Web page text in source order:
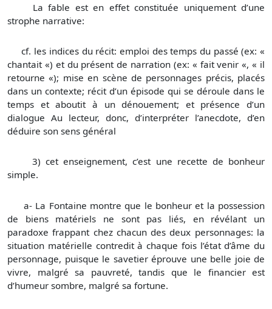
La fable est en effet constituée uniquement d’une
strophe narrative:
cf. les indices du récit: emploi des temps du passé (ex: «
chantait «) et du présent de narration (ex: « fait venir «, « il
retourne «); mise en scène de personnages précis, placés
dans un contexte; récit d’un épisode qui se déroule dans le
temps et aboutit à un dénouement; et présence d’un
dialogue Au lecteur, donc, d’interpréter l’anecdote, d’en
déduire son sens général
3) cet enseignement, c’est une recette de bonheur
simple.
a- La Fontaine montre que le bonheur et la possession
de biens matériels ne sont pas liés, en révélant un
paradoxe frappant chez chacun des deux personnages: la
situation matérielle contredit à chaque fois l’état d’âme du
personnage, puisque le savetier éprouve une belle joie de
vivre, malgré sa pauvreté, tandis que le financier est
d’humeur sombre, malgré sa fortune.